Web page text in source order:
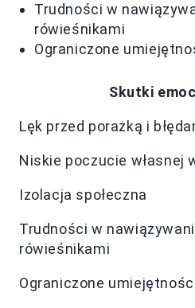
Trudności w
rówieśnikami
Ograniczone
Skutki
Lęk przed porażką i
Niskie poczucie własnej
Izolacja społeczna
Trudności w
rówieśnikami
Ograniczone